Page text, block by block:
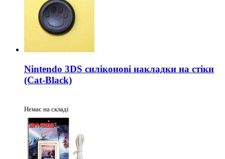
Nintendo 3DS силіконові накладки на стіки
(Cat-Black)
Немає на складі